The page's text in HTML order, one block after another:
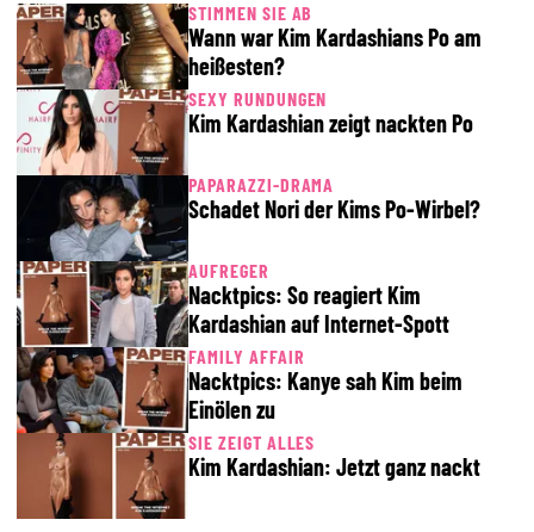
STIMMEN SIE AB
Wann war Kim Kardashians Po am
heißesten?
SEXY RUNDUNGEN
Kim Kardashian zeigt nackten Po
PAPARAZZI-DRAMA
Schadet Nori der Kims Po-Wirbel?
AUFREGER
Nacktpics: So reagiert Kim
Kardashian auf Internet-Spott
FAMILY AFFAIR
Nacktpics: Kanye sah Kim beim
Einölen zu
SIE ZEIGT ALLES
Kim Kardashian: Jetzt ganz nackt